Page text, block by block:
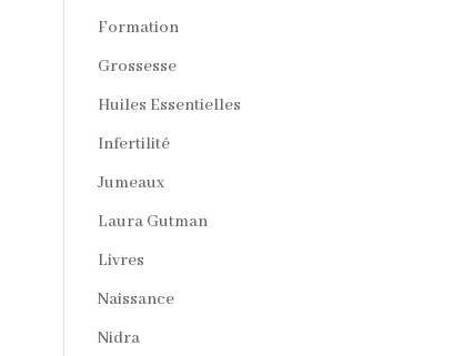
Formation
Grossesse
Huiles Essentielles
Infertilité
Jumeaux
Laura Gutman
Livres
Naissance
Nidra